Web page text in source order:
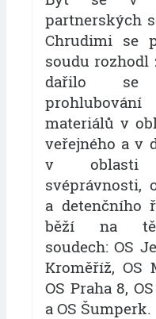
partnerských
Chrudimi se
soudu rozhodl
dařilo se
materiálů v
veřejného a v
v oblasti
svéprávnosti,
a detenčního
běží na
soudech: OS
Kroměříž, OS
OS Praha 8,
a OS Šumperk.